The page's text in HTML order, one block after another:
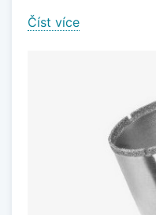
Číst více